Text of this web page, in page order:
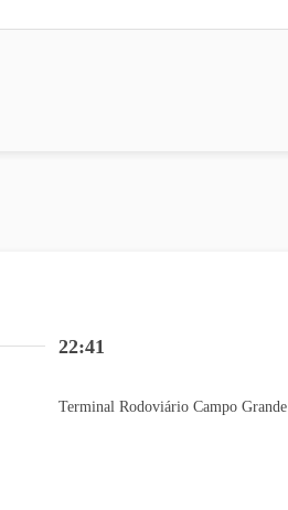
22:41
Terminal Rodoviário Campo Grande